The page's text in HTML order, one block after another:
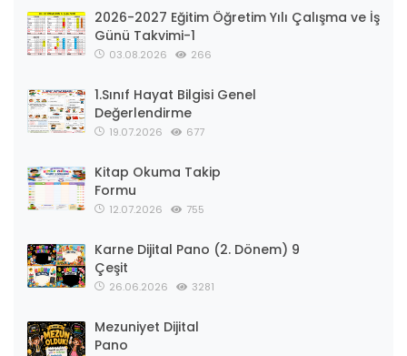
2026-2027 Eğitim Öğretim Yılı Çalışma ve İş
Günü Takvimi-1
03.08.2026 266
1.Sınıf Hayat Bilgisi Genel
Değerlendirme
19.07.2026 677
Kitap Okuma Takip
Formu
12.07.2026 755
Karne Dijital Pano (2. Dönem) 9
Çeşit
26.06.2026 3281
Mezuniyet Dijital
Pano